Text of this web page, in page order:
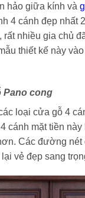
hảo giữa kính và
4 cánh đẹp nhất
rất nhiều gia chủ
thiết kế này
Pano cong
loại cửa gỗ 4
cánh mặt tiền
Các đường
vẻ đẹp sang